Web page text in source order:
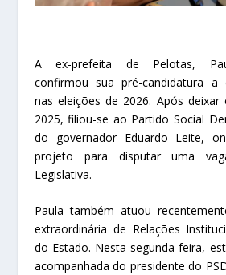
A ex-prefeita de Pelotas,
confirmou sua pré-candidatura a
nas eleições de 2026. Após
2025, filiou-se ao Partido Social
do governador Eduardo Leite,
projeto para disputar uma
Legislativa.
Paula também atuou
extraordinária de Relações
do Estado. Nesta segunda-feira,
acompanhada do presidente do